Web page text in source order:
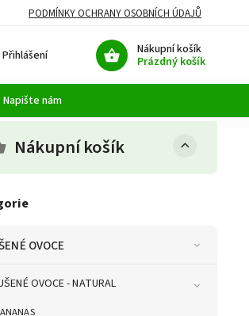
PODMÍNKY OCHRANY OSOBNÍCH ÚDAJŮ
Nákupní košík
Prázdný košík
Přihlášení
Napište nám
Nákupní košík
OVOCE
OVOCE - NATURAL
ANANAS